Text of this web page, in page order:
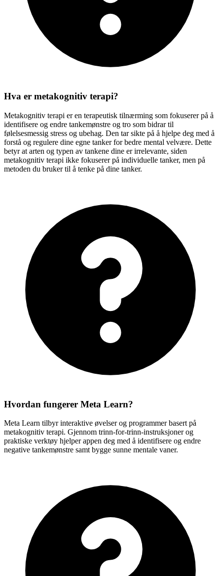
Hva er metakognitiv terapi?
Metakognitiv terapi er en terapeutisk tilnærming som fokuserer på å
identifisere og endre tankemønstre og tro som bidrar til
følelsesmessig stress og ubehag. Den tar sikte på å hjelpe deg med å
forstå og regulere dine egne tanker for bedre mental velvære. Dette
betyr at arten og typen av tankene dine er irrelevante, siden
metakognitiv terapi ikke fokuserer på individuelle tanker, men på
metoden du bruker til å tenke på dine tanker.
Hvordan fungerer Meta Learn?
Meta Learn tilbyr interaktive øvelser og programmer basert på
metakognitiv terapi. Gjennom trinn-for-trinn-instruksjoner og
praktiske verktøy hjelper appen deg med å identifisere og endre
negative tankemønstre samt bygge sunne mentale vaner.